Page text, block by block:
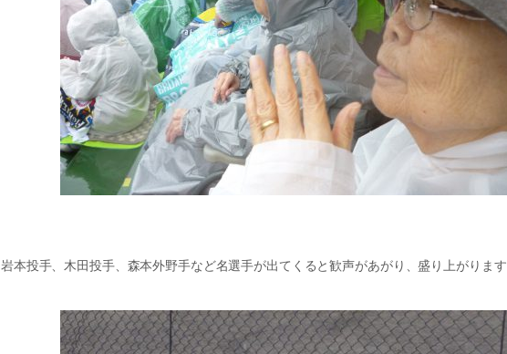
岩本投手、木田投手、森本外野手など名選手が出てくると歓声があがり、盛り上がります